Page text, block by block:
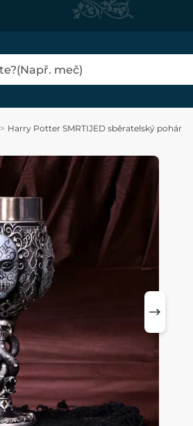
Harry Potter SMRTIJED sběratelský pohár